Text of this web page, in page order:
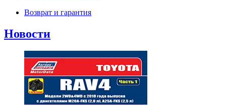
Возврат и гарантия
Новости